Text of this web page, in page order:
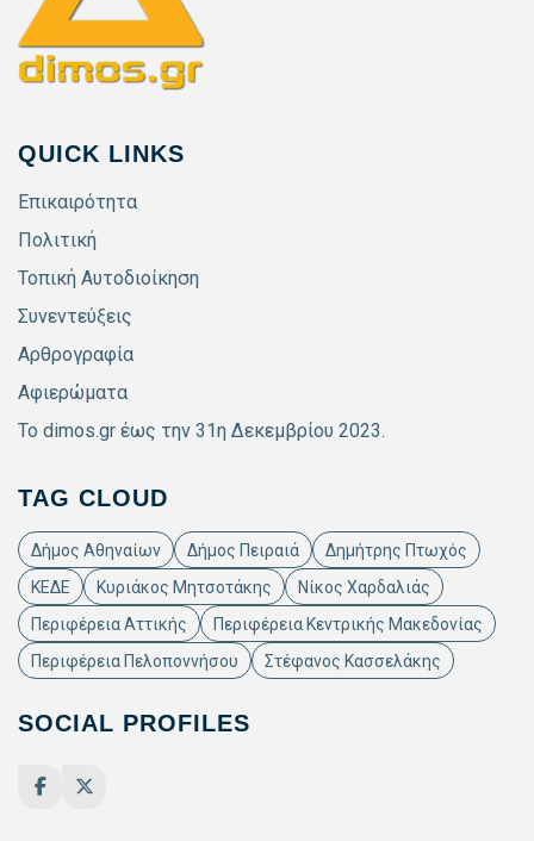
QUICK LINKS
Επικαιρότητα
Πολιτική
Τοπική Αυτοδιοίκηση
Συνεντεύξεις
Αρθρογραφία
Αφιερώματα
Το dimos.gr έως την 31η Δεκεμβρίου 2023.
TAG CLOUD
Δήμος Αθηναίων Δήμος Πειραιά
Δημήτρης Πτωχός
ΚΕΔΕ
Κυριάκος Μητσοτάκης
Νίκος Χαρδαλιάς
Περιφέρεια Αττικής
Περιφέρεια Κεντρικής Μακεδονίας
Περιφέρεια Πελοποννήσου
Στέφανος Κασσελάκης
SOCIAL PROFILES